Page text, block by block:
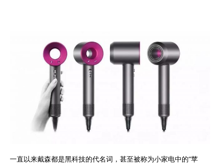
一直以来戴森都是黑科技的代名词，甚至被称为小家电中的“苹